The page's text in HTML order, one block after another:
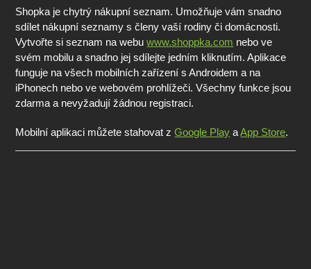
Shopka je chytrý nákupní seznam. Umožňuje vám snadno
sdílet nákupní seznamy s členy vaší rodiny či domácnosti.
Vytvořte si seznam na webuwww.shoppka.com nebo ve
svém mobilu a snadno jej sdílejte jedním kliknutím. Aplikace
funguje na všech mobilních zařízení s Androidem a na
iPhonech nebo ve webovém prohlížeči. Všechny funkce jsou
zdarma a nevyžadují žádnou registraci.
Mobilní aplikaci můžete stahovat zGoogle Play aApp Store.